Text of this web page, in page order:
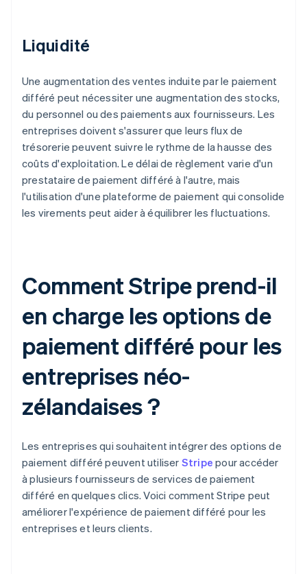
Liquidité
Une augmentation des ventes induite par le paiement
différé peut nécessiter une augmentation des stocks,
du personnel ou des paiements aux fournisseurs. Les
entreprises doivent s'assurer que leurs flux de
trésorerie peuvent suivre le rythme de la hausse des
coûts d'exploitation. Le délai de règlement varie d'un
prestataire de paiement différé à l'autre, mais
l'utilisation d'une plateforme de paiement qui consolide
les virements peut aider à équilibrer les fluctuations.
Comment Stripe prend-il
en charge les options de
paiement différé pour les
entreprises néo-
zélandaises ?
Les entreprises qui souhaitent intégrer des options de
paiement différé peuvent utiliser Stripe pour accéder
à plusieurs fournisseurs de services de paiement
différé en quelques clics. Voici comment Stripe peut
améliorer l'expérience de paiement différé pour les
entreprises et leurs clients.